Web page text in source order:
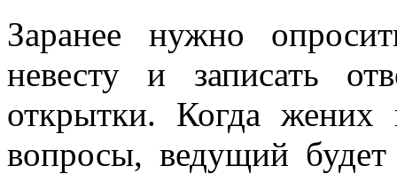
Заранее нужно
невесту и записать
открытки. Когда жених
вопросы, ведущий будет